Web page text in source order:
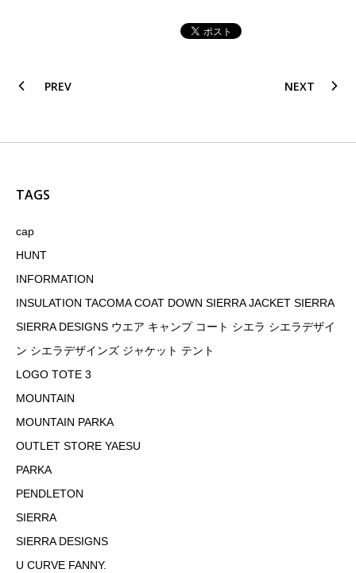
PREV NEXT
TAGS
cap
HUNT
INFORMATION
INSULATION TACOMA COAT DOWN SIERRA JACKET SIERRA
SIERRA DESIGNS ウエア キャンプ コート シエラ シエラデザイ
ン シエラデザインズ ジャケット テント
LOGO TOTE 3
MOUNTAIN
MOUNTAIN PARKA
OUTLET STORE YAESU
PARKA
PENDLETON
SIERRA
SIERRA DESIGNS
U CURVE FANNY.